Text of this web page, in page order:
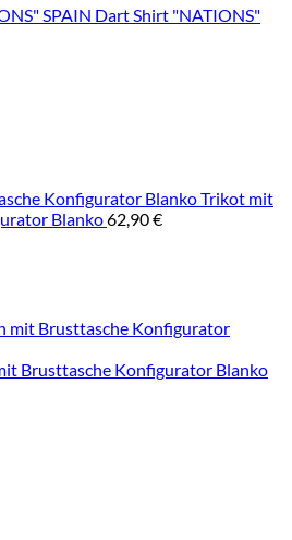
Dart Shirt "NATIONS"
Trikot mit
Blanko62,90€
Brusttasche Konfigurator Blanko